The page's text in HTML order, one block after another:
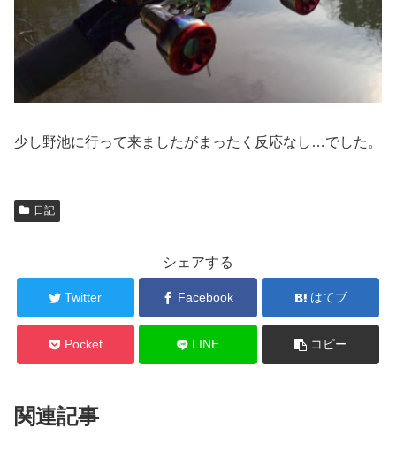
少し野池に行って来ましたがまったく反応なし…でした。
日記
シェアする
Twitter Facebook はてブ
Pocket LINE コピー
関連記事